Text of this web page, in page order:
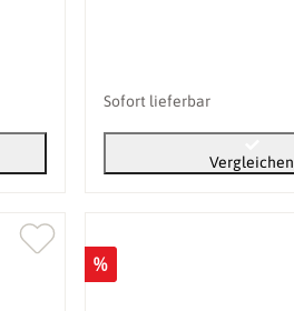
Sofort lieferbar
Vergleichen
%